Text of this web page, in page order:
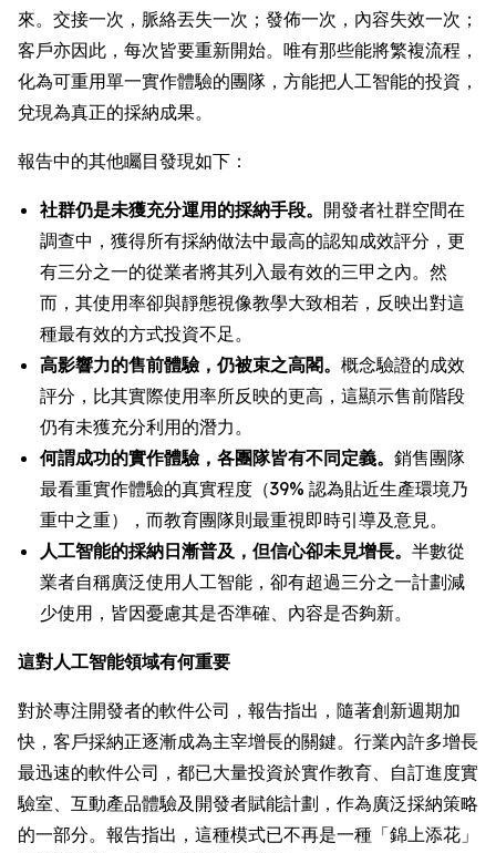
來。交接一次，脈絡丟失一次；發佈一次，內容失效一次；
客戶亦因此，每次皆要重新開始。唯有那些能將繁複流程，
化為可重用單一實作體驗的團隊，方能把人工智能的投資，
兌現為真正的採納成果。
報告中的其他矚目發現如下：
社群仍是未獲充分運用的採納手段。 開發者社群空間在
調查中，獲得所有採納做法中最高的認知成效評分，更
有三分之一的從業者將其列入最有效的三甲之內。然
而，其使用率卻與靜態視像教學大致相若，反映出對這
種最有效的方式投資不足。
高影響力的售前體驗，仍被束之高閣。 概念驗證的成效
評分，比其實際使用率所反映的更高，這顯示售前階段
仍有未獲充分利用的潛力。
何謂成功的實作體驗，各團隊皆有不同定義。 銷售團隊
最看重實作體驗的真實程度（39% 認為貼近生產環境乃
重中之重），而教育團隊則最重視即時引導及意見。
人工智能的採納日漸普及，但信心卻未見增長。 半數從
業者自稱廣泛使用人工智能，卻有超過三分之一計劃減
少使用，皆因憂慮其是否準確、內容是否夠新。
這對人工智能領域有何重要
對於專注開發者的軟件公司，報告指出，隨著創新週期加
快，客戶採納正逐漸成為主宰增長的關鍵。行業內許多增長
最迅速的軟件公司，都已大量投資於實作教育、自訂進度實
驗室、互動產品體驗及開發者賦能計劃，作為廣泛採納策略
的一部分。報告指出，這種模式已不再是一種「錦上添花」